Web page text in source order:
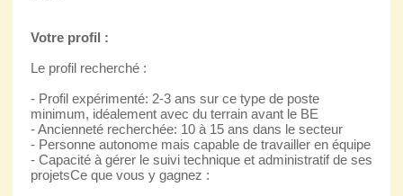
Votre profil :
Le profil recherché :
- Profil expérimenté: 2-3 ans sur ce type de poste
minimum, idéalement avec du terrain avant le BE
- Ancienneté recherchée: 10 à 15 ans dans le secteur
- Personne autonome mais capable de travailler en équipe
- Capacité à gérer le suivi technique et administratif de ses
projetsCe que vous y gagnez :